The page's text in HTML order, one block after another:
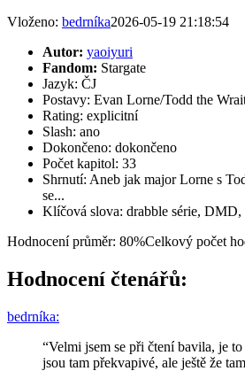
Vloženo: bedrníka2026-05-19 21:18:54
Autor: yaoiyuri
Fandom: Stargate
Jazyk: ČJ
Postavy: Evan Lorne/Todd the
Rating: explicitní
Slash: ano
Dokončeno: dokončeno
Počet kapitol: 33
Shrnutí: Aneb jak major Lorne s
se...
Klíčová slova: drabble série, DMD,
Hodnocení průměr: 80%Celkový počet
Hodnocení čtenářů:
bedrníka:
“Velmi jsem se při čtení bavila, je
jsou tam překvapivé, ale ještě že